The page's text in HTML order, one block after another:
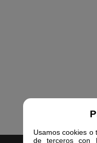
Usamos cookies o
de terceros con